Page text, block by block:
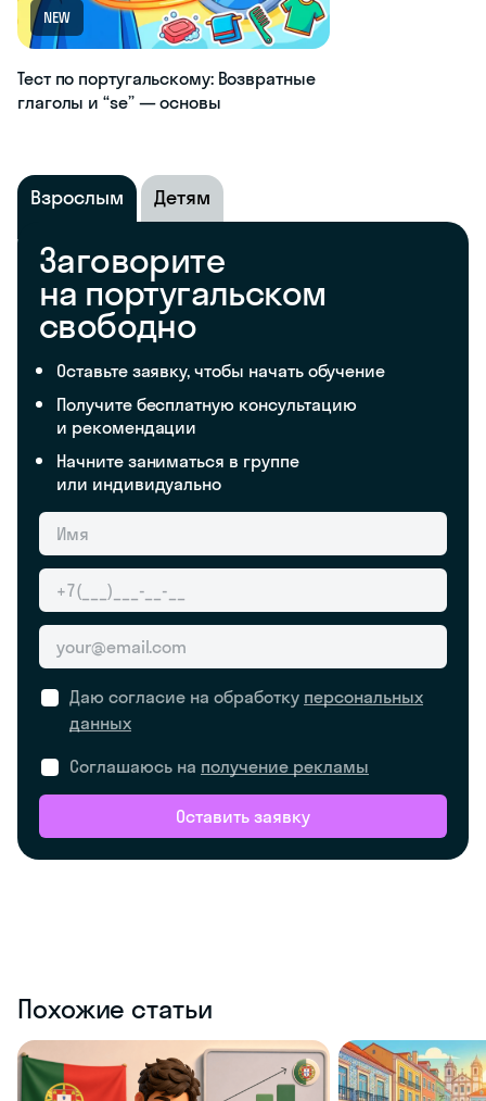
NEW
Тест по португальскому: Возвратные
глаголы и “se” — основы
Взрослым Детям
Заговорите
на португальском
свободно
Оставьте заявку, чтобы начать обучение
Получите бесплатную консультацию
и рекомендации
Начните заниматься в группе
или индивидуально
Даю согласие на обработку персональных
данных
Соглашаюсь на получение рекламы
Оставить заявку
Похожие статьи